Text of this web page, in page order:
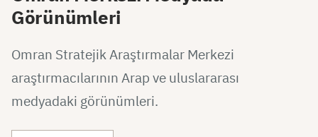
Görünümleri
Omran Stratejik Araştırmalar Merkezi
araştırmacılarının Arap ve uluslararası
medyadaki görünümleri.